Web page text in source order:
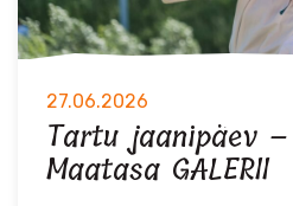
27.06.2026
Tartu jaanipäev
Maatasa GALERII